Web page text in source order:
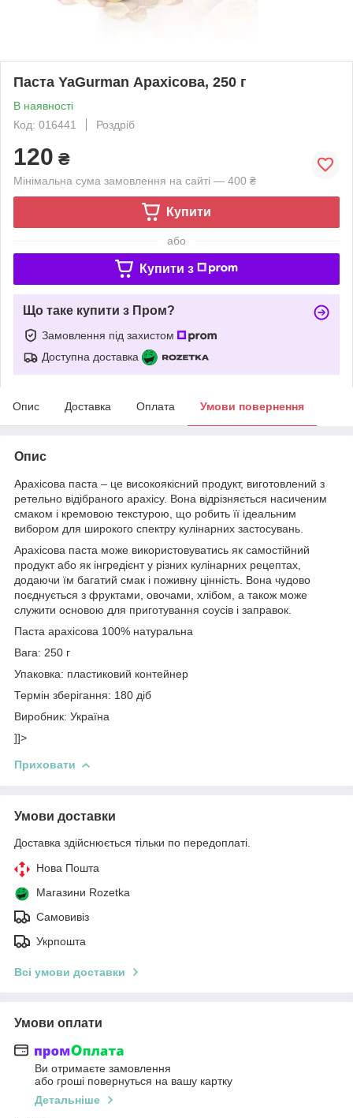
Паста YaGurman Арахісова, 250 г
В наявності
Код: 016441
Роздріб
120 ₴
Мінімальна сума замовлення на сайті — 400 ₴
Купити
або
Купити з
Що таке купити з Пром?
Замовлення під захистом
Доступна доставка
Опис Доставка Оплата Умови повернення
Опис
Арахісова паста – це високоякісний продукт, виготовлений з
ретельно відібраного арахісу. Вона відрізняється насиченим
смаком і кремовою текстурою, що робить її ідеальним
вибором для широкого спектру кулінарних застосувань.
Арахісова паста може використовуватись як самостійний
продукт або як інгредієнт у різних кулінарних рецептах,
додаючи їм багатий смак і поживну цінність. Вона чудово
поєднується з фруктами, овочами, хлібом, а також може
служити основою для приготування соусів і заправок.
Паста арахісова 100% натуральна
Вага: 250 г
Упаковка: пластиковий контейнер
Термін зберігання: 180 діб
Виробник: Україна
]]>
Приховати
Умови доставки
Доставка здійснюється тільки по передоплаті.
Нова Пошта
Магазини Rozetka
Самовивіз
Укрпошта
Всі умови доставки
Умови оплати
Ви отримаєте замовлення
або гроші повернуться на вашу картку
Детальніше